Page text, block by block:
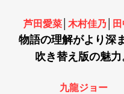
芦田愛菜 木村佳乃
物語の理解がより深
吹き替え版の魅力
九龍ジョー